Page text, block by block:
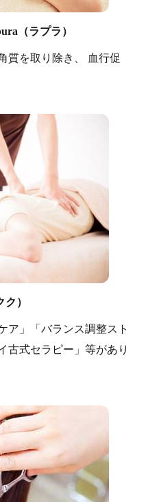
（ラプラ）
質を取り除き、 血行促
）
ア」「バランス調整スト
古式セラピー」等があり